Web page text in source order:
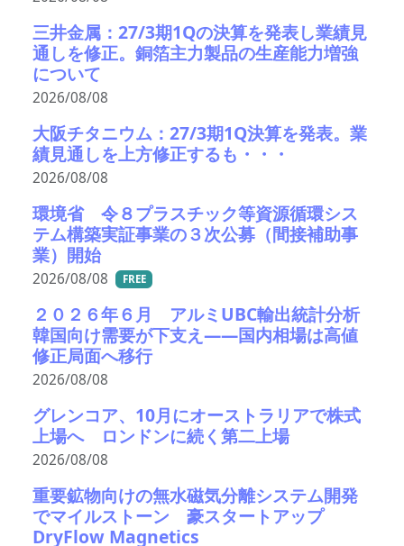
三井金属：27/3期1Qの決算を発表し業績見
通しを修正。銅箔主力製品の生産能力増強
について
2026/08/08
大阪チタニウム：27/3期1Q決算を発表。業
績見通しを上方修正するも・・・
2026/08/08
環境省 令８プラスチック等資源循環シス
テム構築実証事業の３次公募（間接補助事
業）開始
2026/08/08 FREE
２０２６年６月 アルミUBC輸出統計分析
韓国向け需要が下支え――国内相場は高値
修正局面へ移行
2026/08/08
グレンコア、10月にオーストラリアで株式
上場へ ロンドンに続く第二上場
2026/08/08
重要鉱物向けの無水磁気分離システム開発
でマイルストーン 豪スタートアップ
DryFlow Magnetics